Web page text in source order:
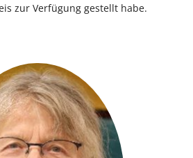
zur Verfügung gestellt habe.